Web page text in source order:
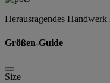
Herausragendes Handwerk
Größen-Guide
Size